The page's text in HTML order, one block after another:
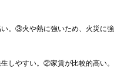
。③火や熱に強いため、火災に強
しやすい。②家賃が比較的高い。